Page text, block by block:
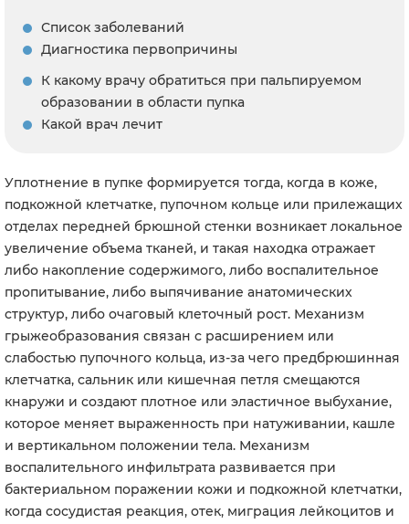
Список заболеваний
Диагностика первопричины
К какому врачу обратиться при пальпируемом
образовании в области пупка
Какой врач лечит
Уплотнение в пупке формируется тогда, когда в коже,
подкожной клетчатке, пупочном кольце или прилежащих
отделах передней брюшной стенки возникает локальное
увеличение объема тканей, и такая находка отражает
либо накопление содержимого, либо воспалительное
пропитывание, либо выпячивание анатомических
структур, либо очаговый клеточный рост. Механизм
грыжеобразования связан с расширением или
слабостью пупочного кольца, из-за чего предбрюшинная
клетчатка, сальник или кишечная петля смещаются
кнаружи и создают плотное или эластичное выбухание,
которое меняет выраженность при натуживании, кашле
и вертикальном положении тела. Механизм
воспалительного инфильтрата развивается при
бактериальном поражении кожи и подкожной клетчатки,
когда сосудистая реакция, отек, миграция лейкоцитов и